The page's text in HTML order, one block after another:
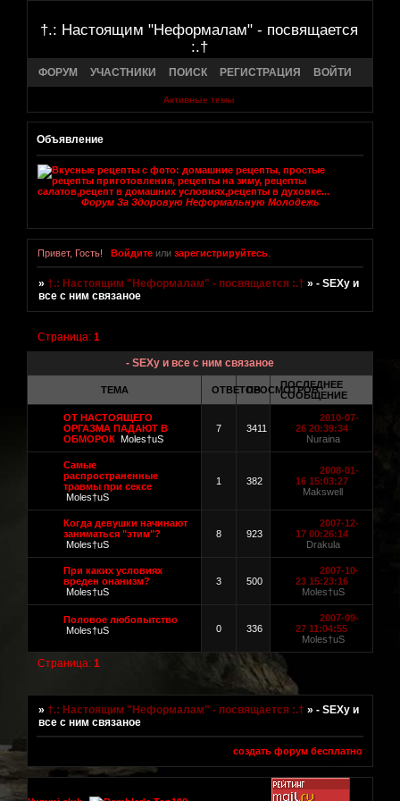
†.: Настоящим "Неформалам" - посвящается
:.†
ФОРУМ УЧАСТНИКИ ПОИСК РЕГИСТРАЦИЯ ВОЙТИ
Активные темы
Объявление
Форум За Здоровую Неформальную Молодежь
Привет, Гость! Войдитеили зарегистрируйтесь.
»†.: Настоящим "Неформалам" - посвящается :.† »- SEXу и
все с ним связаное
- SEXу и все с ним связаное
Страница:1
ТЕМА ОТВЕТОВПРОСМОТРОВ
ПОСЛЕДНЕЕ
СООБЩЕНИЕ
ОТ НАСТОЯЩЕГО
ОРГАЗМА ПАДАЮТ В
ОБМОРОК Moles†uS
7 3411
2010-07-
26 20:39:34
Nuraina
Самые
распространенные
травмы при сексе
Moles†uS
1 382
2008-01-
16 15:03:27
Makswell
Когда девушки начинают
заниматься "этим"?
Moles†uS
8 923
2007-12-
17 00:26:14
Drakula
При каких условиях
вреден онанизм?
Moles†uS
3 500
2007-10-
23 15:23:16
Moles†uS
Половое любопытство
Moles†uS
0 336
2007-09-
27 11:04:55
Moles†uS
Страница:1
»†.: Настоящим "Неформалам" - посвящается :.† »- SEXу и
все с ним связаное
создать форум бесплатно